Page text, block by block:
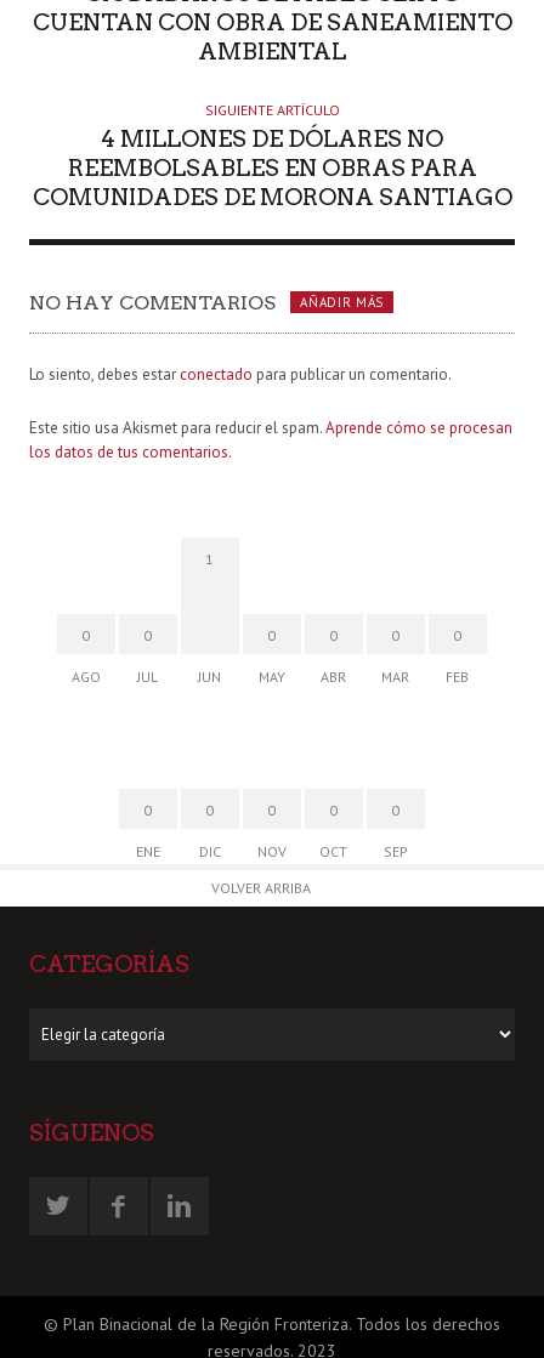
CUENTAN CON OBRA DE SANEAMIENTO
AMBIENTAL
SIGUIENTE ARTÍCULO
4 MILLONES DE DÓLARES NO
REEMBOLSABLES EN OBRAS PARA
COMUNIDADES DE MORONA SANTIAGO
NO HAY COMENTARIOS AÑADIR MÁS
Lo siento, debes estar conectado para publicar un comentario.
Este sitio usa Akismet para reducir el spam.Aprende cómo se procesan
los datos de tus comentarios.
0
AGO
0
JUL
1
JUN
0
MAY
0
ABR
0
MAR
0
FEB
0
ENE
0
DIC
0
NOV
0
OCT
0
SEP
VOLVER ARRIBA
CATEGORÍAS
SÍGUENOS
© Plan Binacional de la Región Fronteriza. Todos los derechos
reservados. 2023